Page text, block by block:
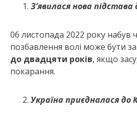
З’явилася нова
06 листопада 2022 року набув
позбавлення волі може бути
до двадцяти років, якщо
покарання.
Україна приєдналася до